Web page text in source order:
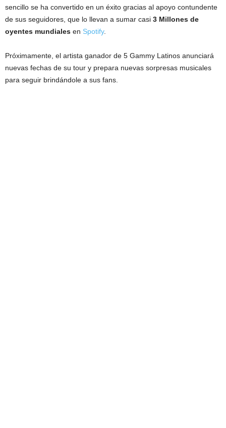
sencillo se ha convertido en un éxito gracias al apoyo contundente
de sus seguidores, que lo llevan a sumar casi 3 Millones de
oyentes mundiales en Spotify.
Próximamente, el artista ganador de 5 Gammy Latinos anunciará
nuevas fechas de su tour y prepara nuevas sorpresas musicales
para seguir brindándole a sus fans.